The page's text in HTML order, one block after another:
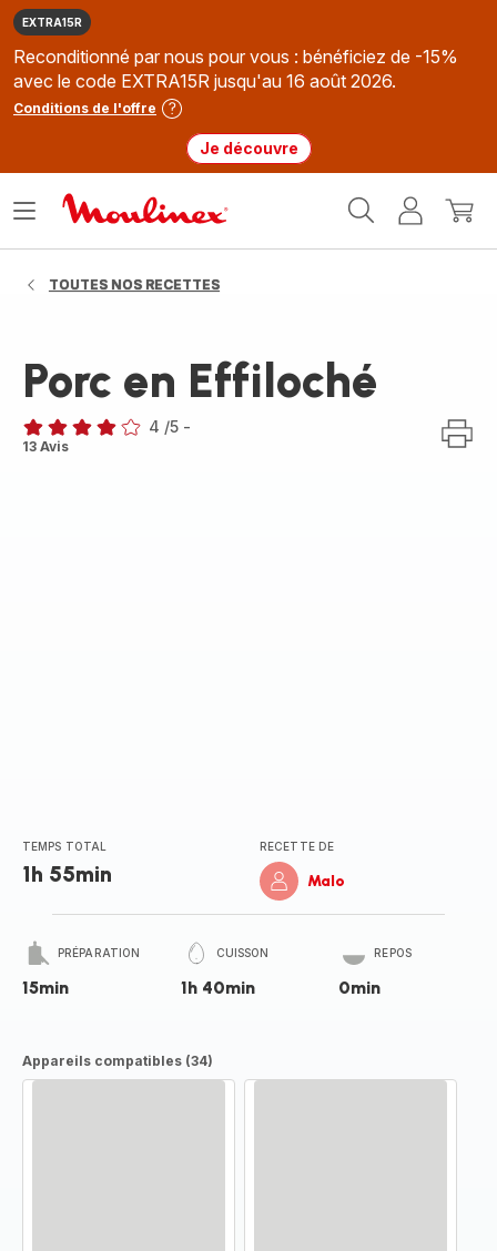
EXTRA15R
Reconditionné par nous pour vous : bénéficiez de -15%
avec le code EXTRA15R jusqu'au 16 août 2026.
Conditions de l'offre
Je découvre
MonMon
Ouvrir
TOUTES NOS RECETTES
Porc en Effiloché
Avis
4 /5 -
13 Avis
TEMPS TOTAL
1h 55min
RECETTE DE
Malo
PRÉPARATION
15min
CUISSON
1h 40min
REPOS
0min
Appareils compatibles (34)